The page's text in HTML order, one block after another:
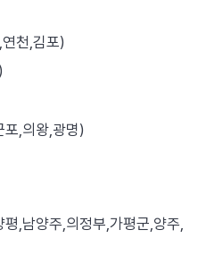
천,김포)
포,의왕,광명)
,남양주,의정부,가평군,양주,